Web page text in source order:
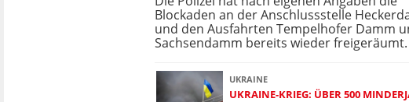
Blockaden an der Anschlussstelle
und den Ausfahrten Tempelhofer Damm
Sachsendamm bereits wieder freigeräumt.
UKRAINE
UKRAINE-KRIEG: ÜBER 500